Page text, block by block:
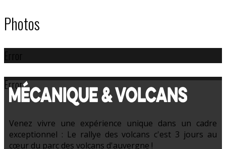
Photos
Error
Error
Venez vivre une expérience unique dans un cadre
exceptionnel : Le rallye des volcans c'est 3 jours au
cœur du parc des volcans d'auvergne !